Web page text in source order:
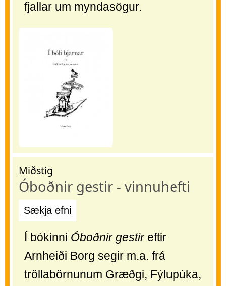
fjallar um myndasögur.
Miðstig
Óboðnir gestir - vinnuhefti
Sækja efni
Í bókinni Óboðnir gestireftir
Arnheiði Borg segir m.a. frá
tröllabörnunum Græðgi, Fýlupúka,